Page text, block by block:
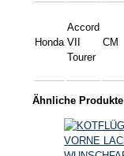
Honda
Accord
VII
Tourer
CM
Ähnliche Produkte